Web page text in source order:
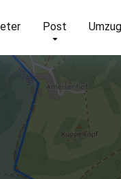
Post Umzug